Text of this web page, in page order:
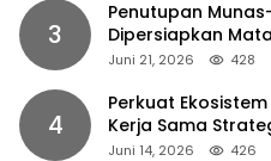
3
Penutupan
Dipersiapkan
Juni 21, 2026 428
4
Perkuat
Kerja Sama
Juni 14, 2026 426